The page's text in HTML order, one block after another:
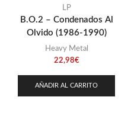
Thrash Metal (108)
LP
B.O.2 – Condenados Al
Olvido (1986-1990)
Heavy Metal
22,98€
AÑADIR AL CARRITO